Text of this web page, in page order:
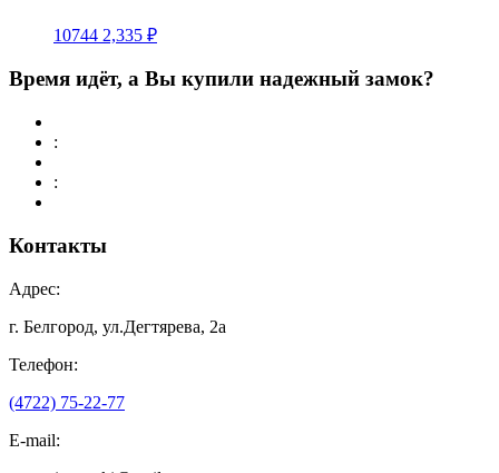
10744 2,335 ₽
Время идёт, а Вы купили надежный замок?
:
:
Контакты
Адрес:
г. Белгород, ул.Дегтярева, 2а
Телефон:
(4722) 75-22-77
E-mail: